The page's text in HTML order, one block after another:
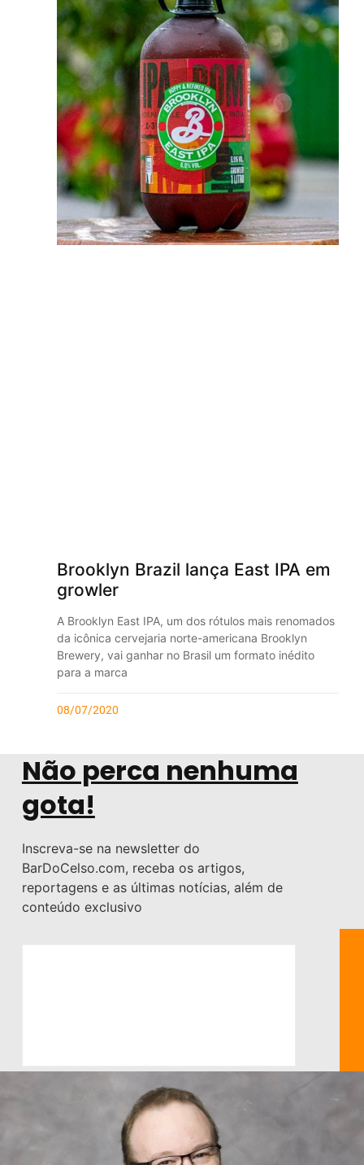
Brooklyn Brazil lança East IPA em
growler
A Brooklyn East IPA, um dos rótulos mais renomados
da icônica cervejaria norte-americana Brooklyn
Brewery, vai ganhar no Brasil um formato inédito
para a marca
08/07/2020
Não perca nenhuma
gota!
Inscreva-se na newsletter do
BarDoCelso.com, receba os artigos,
reportagens e as últimas notícias, além de
conteúdo exclusivo